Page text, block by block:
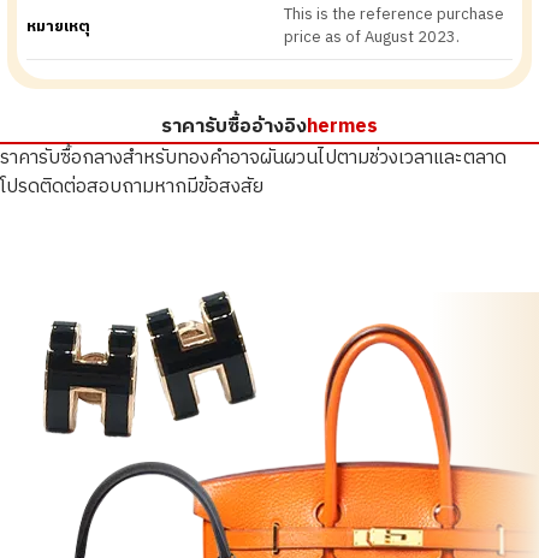
หมายเหตุ
This is the reference purchase
price as of August 2023.
ราคารับซื้ออ้างอิงhermes
ราคารับซื้อกลางสำหรับทองคำอาจผันผวนไปตามช่วงเวลาและตลาด
โปรดติดต่อสอบถามหากมีข้อสงสัย